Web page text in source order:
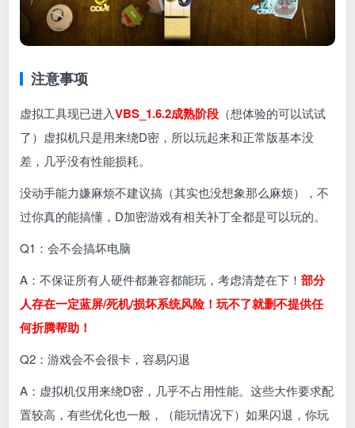
注意事项
虚拟工具现已进入VBS_1.6.2成熟阶段 （想体验的可以试试
了）虚拟机只是用来绕D密，所以玩起来和正常版基本没
差，几乎没有性能损耗。
没动手能力嫌麻烦不建议搞（其实也没想象那么麻烦），不
过你真的能搞懂，D加密游戏有相关补丁全都是可以玩的。
Q1：会不会搞坏电脑
A：不保证所有人硬件都兼容都能玩，考虑清楚在下！部分
人存在一定蓝屏/死机/损坏系统风险！玩不了就删不提供任
何折腾帮助！
Q2：游戏会不会很卡，容易闪退
A：虚拟机仅用来绕D密，几乎不占用性能。这些大作要求配
置较高，有些优化也一般，（能玩情况下）如果闪退，你玩